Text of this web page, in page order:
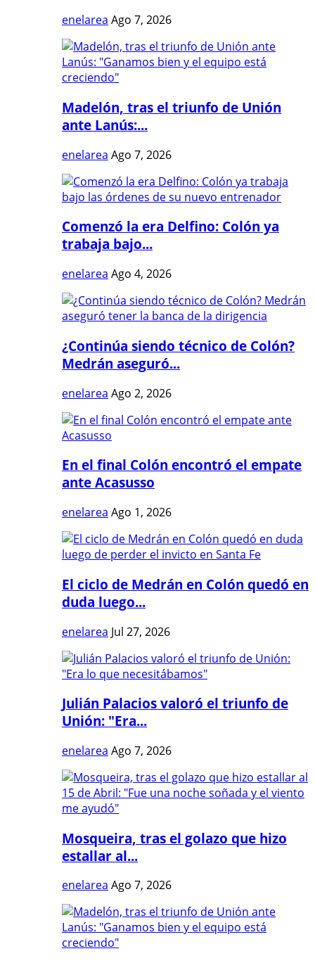
enelarea Ago 7, 2026
Madelón, tras el triunfo de Unión
ante Lanús:...
enelarea Ago 7, 2026
Comenzó la era Delfino: Colón ya
trabaja bajo...
enelarea Ago 4, 2026
¿Continúa siendo técnico de Colón?
Medrán aseguró...
enelarea Ago 2, 2026
En el final Colón encontró el empate
ante Acasusso
enelarea Ago 1, 2026
El ciclo de Medrán en Colón quedó en
duda luego...
enelarea Jul 27, 2026
Julián Palacios valoró el triunfo de
Unión: "Era...
enelarea Ago 7, 2026
Mosqueira, tras el golazo que hizo
estallar al...
enelarea Ago 7, 2026